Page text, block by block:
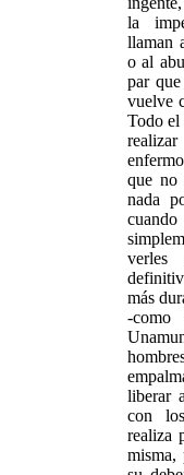
la
llaman
o al
par
vuelve
Todo el
que no
nada
verles
más
-
liberar
con
realiza
misma,